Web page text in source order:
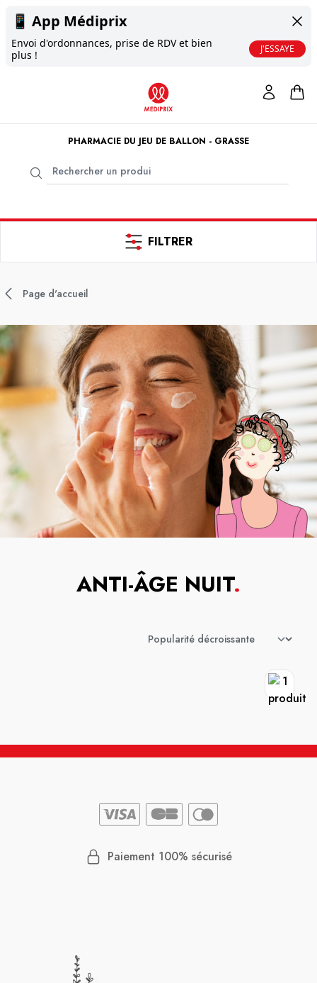
📱 App Médiprix
Envoi d'ordonnances, prise de RDV et bien
plus !
J'ESSAYE
PHARMACIE DU JEU DE BALLON - GRASSE
FILTRER
Page d'accueil
ANTI-ÂGE NUIT.
Paiement 100% sécurisé